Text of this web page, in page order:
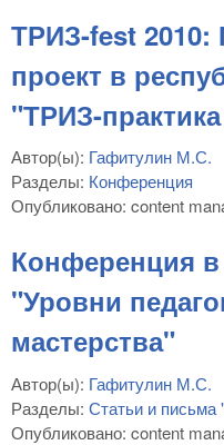
ТРИЗ-fest
проект в
"ТРИЗ-
Автор(ы): Гафитулин М.С.
Разделы: Конференция
Опубликовано: content
Конференция
"Уровни
мастерства"
Автор(ы): Гафитулин М.С.
Разделы: Статьи и письма
Опубликовано: content